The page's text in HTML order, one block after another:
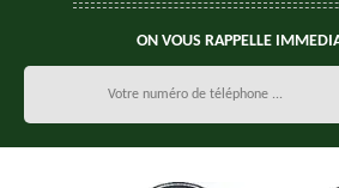
ON VOUS RAPPELLE